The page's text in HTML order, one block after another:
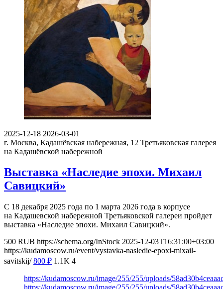
2025-12-18 2026-03-01
г. Москва, Кадашёвская набережная, 12 Третьяковская галерея
на Кадашёвской набережной
Выставка «Наследие эпохи. Михаил
Савицкий»
С 18 декабря 2025 года по 1 марта 2026 года в корпусе
на Кадашевской набережной Третьяковской галереи пройдет
выставка «Наследие эпохи. Михаил Савицкий».
500 RUB https://schema.org/InStock 2025-12-03T16:31:00+03:00
https://kudamoscow.ru/event/vystavka-nasledie-epoxi-mixail-
savitskij/ 800 ₽ 1.1K 4
https://kudamoscow.ru/image/255/255/uploads/